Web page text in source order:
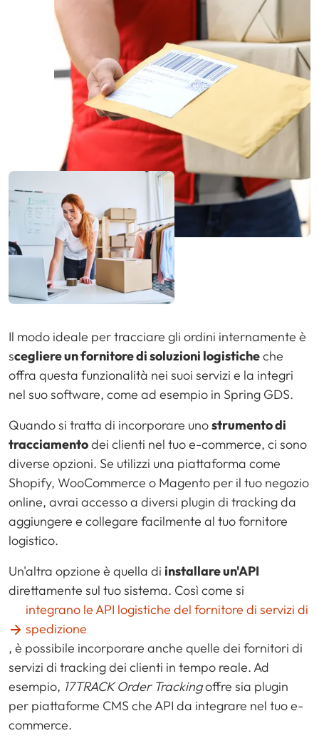
Il modo ideale per tracciare gli ordini internamente è
scegliere un fornitore di soluzioni logisticheche
offra questa funzionalità nei suoi servizi e la integri
nel suo software, come ad esempio in Spring GDS.
Quando si tratta di incorporare unostrumento di
tracciamentodei clienti nel tuo e-commerce, ci sono
diverse opzioni. Se utilizzi una piattaforma come
Shopify, WooCommerce o Magento per il tuo negozio
online, avrai accesso a diversi plugin di tracking da
aggiungere e collegare facilmente al tuo fornitore
logistico.
Un'altra opzione è quella di installare un'API
direttamente sul tuo sistema. Così come si
integrano le API logistiche del fornitore di servizi di
spedizione
, è possibile incorporare anche quelle dei fornitori di
servizi di tracking dei clienti in tempo reale. Ad
esempio, 17TRACK Order Trackingoffre sia plugin
per piattaforme CMS che API da integrare nel tuo e-
commerce.